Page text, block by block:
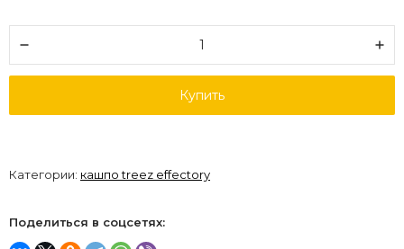
Купить
Категории: кашпо treez effectory
Поделиться в соцсетях: